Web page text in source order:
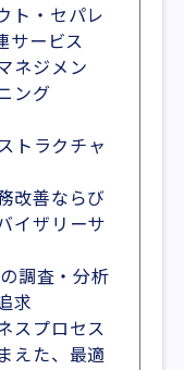
ト・セパレ
サービス
ネジメン
ング
トラクチャ
改善ならび
イザリーサ
調査・分析
求
スプロセス
えた、最適